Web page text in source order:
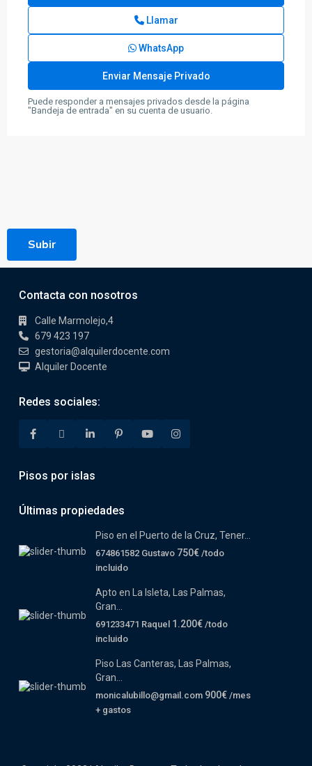
Llamar
WhatsApp
Puede responder a mensajes privados desde la página
"Bandeja de entrada" en su cuenta de usuario.
Subir
Contacta con nosotros
Calle Marmolejo,4
679 423 197
gestoria@alquilerdocente.com
Alquiler Docente
Redes sociales:
Pisos por islas
Últimas propiedades
Piso en el Puerto de la Cruz, Tener...
674861582 Gustavo 750€ /todo
incluido
Apto en La Isleta, Las Palmas,
Gran...
691233471 Raquel 1.200€ /todo
incluido
Piso Las Canteras, Las Palmas,
Gran...
monicalubillo@gmail.com 900€ /mes
+ gastos